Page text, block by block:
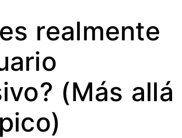
realmente
(Más allá